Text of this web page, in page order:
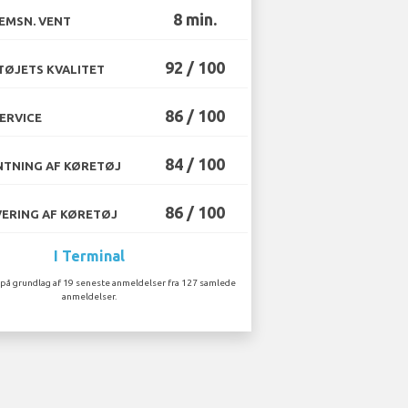
VENT 8 min.
KVALITET 92 / 100
86 / 100
AF KØRETØJ 84 / 100
AF KØRETØJ 86 / 100
I Terminal
grundlag af 19 seneste anmeldelser fra 127 samlede
anmeldelser.